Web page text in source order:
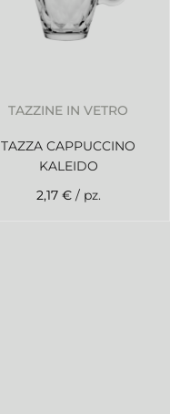
TAZZINE IN VETRO
TAZZA CAPPUCCINO
KALEIDO
2,17 € / pz.